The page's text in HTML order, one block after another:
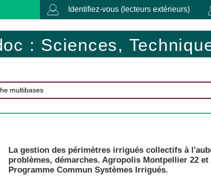
Identifiez-vous (lecteurs extérieurs)
: Sciences,
La gestion des périmètres irrigués collectifs à
problèmes, démarches. Agropolis Montpellier 22 et
Programme Commun Systèmes Irrigués.